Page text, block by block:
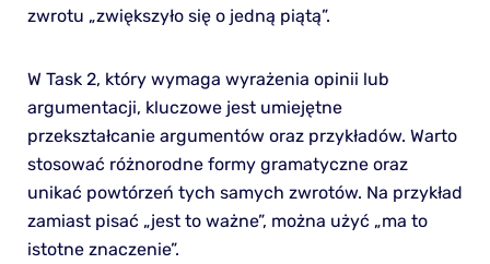
zwrotu „zwiększyło się o jedną piątą”.
W Task 2, który wymaga wyrażenia opinii lub
argumentacji, kluczowe jest umiejętne
przekształcanie argumentów oraz przykładów. Warto
stosować różnorodne formy gramatyczne oraz
unikać powtórzeń tych samych zwrotów. Na przykład
zamiast pisać „jest to ważne”, można użyć „ma to
istotne znaczenie”.